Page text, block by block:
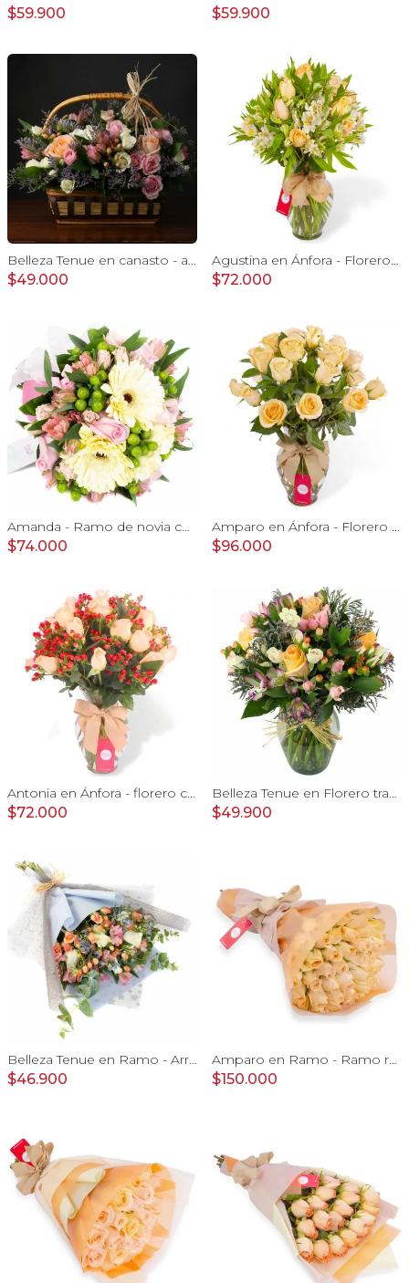
$59.900 $59.900
Belleza Tenue en canasto - arreglo rosa pastel
$49.000
Agustina en Ánfora - Florero 18 rosas damasco y astromelias
$72.000
Amanda - Ramo de novia con gerberas, rosas rosadas y astromelias rosadas
$74.000
Amparo en Ánfora - Florero 24 rosas ecuatorianas damasco
$96.000
Antonia en Ánfora - florero con 18 rosas damasco e hypericum
$72.000
Belleza Tenue en Florero transparente con rosas damasco, mini claveles, astromelias y limonium
$49.900
Belleza Tenue en Ramo - Arreglo de rosas blancas, delfinium azul, astromelias y eucaliptus
$46.900
Amparo en Ramo - Ramo redondo 50 rosas ecuatorianas damasco
$150.000